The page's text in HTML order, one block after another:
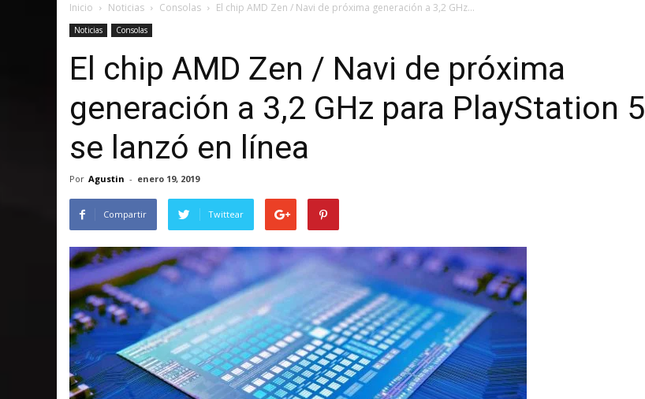
Inicio Noticias Consolas El chip AMD Zen / Navi de próxima generación a 3,2 GHz...
Noticias Consolas
El chip AMD Zen / Navi de próxima
generación a 3,2 GHz para PlayStation 5
se lanzó en línea
Por Agustin - enero 19, 2019
Compartir Twittear